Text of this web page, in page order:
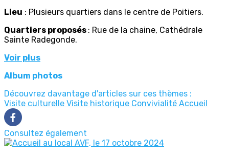
Lieu : Plusieurs quartiers dans le centre de Poitiers.
Quartiers proposés : Rue de la chaine, Cathédrale
Sainte Radegonde.
Voir plus
Album photos
Découvrez davantage d'articles sur ces thèmes :
Visite culturelle Visite historique Convivialité Accueil
Consultez également